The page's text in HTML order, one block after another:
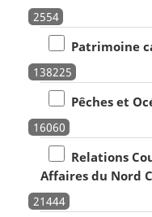
2554
Patrimoine
138225
Pêches et
16060
Relations
Affaires du Nord
21444